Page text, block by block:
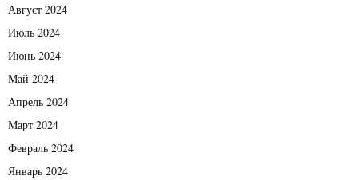
Август 2024
Июль 2024
Июнь 2024
Май 2024
Апрель 2024
Март 2024
Февраль 2024
Январь 2024